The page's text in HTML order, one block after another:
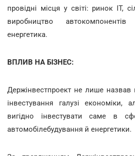
провідні місця у світі: ринок ІТ,
виробництво
енергетика.
ВПЛИВ НА БІЗНЕС:
Держінвестпроект не лише назвав
інвестування галузі
вигідно інвестувати саме в
автомобілебудування й енергетики.